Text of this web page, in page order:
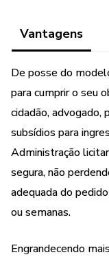
Vantagens
De posse do
para cumprir o seu
cidadão,
subsídios para
Administração
segura, não
adequada do
ou semanas.
Engrandecendo